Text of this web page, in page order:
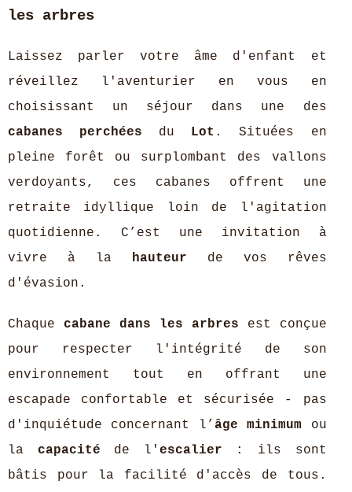
les arbres
Laissez parler votre âme d'enfant et
réveillez l'aventurier en vous en
choisissant un séjour dans une des
cabanes perchées du Lot . Situées en
pleine forêt ou surplombant des vallons
verdoyants, ces cabanes offrent une
retraite idyllique loin de l'agitation
quotidienne. C’est une invitation à
vivre à la hauteur de vos rêves
d'évasion.
Chaque cabane dans les arbres est conçue
pour respecter l'intégrité de son
environnement tout en offrant une
escapade confortable et sécurisée - pas
d'inquiétude concernant l’ âge minimum ou
la capacité de l' escalier : ils sont
bâtis pour la facilité d'accès de tous.